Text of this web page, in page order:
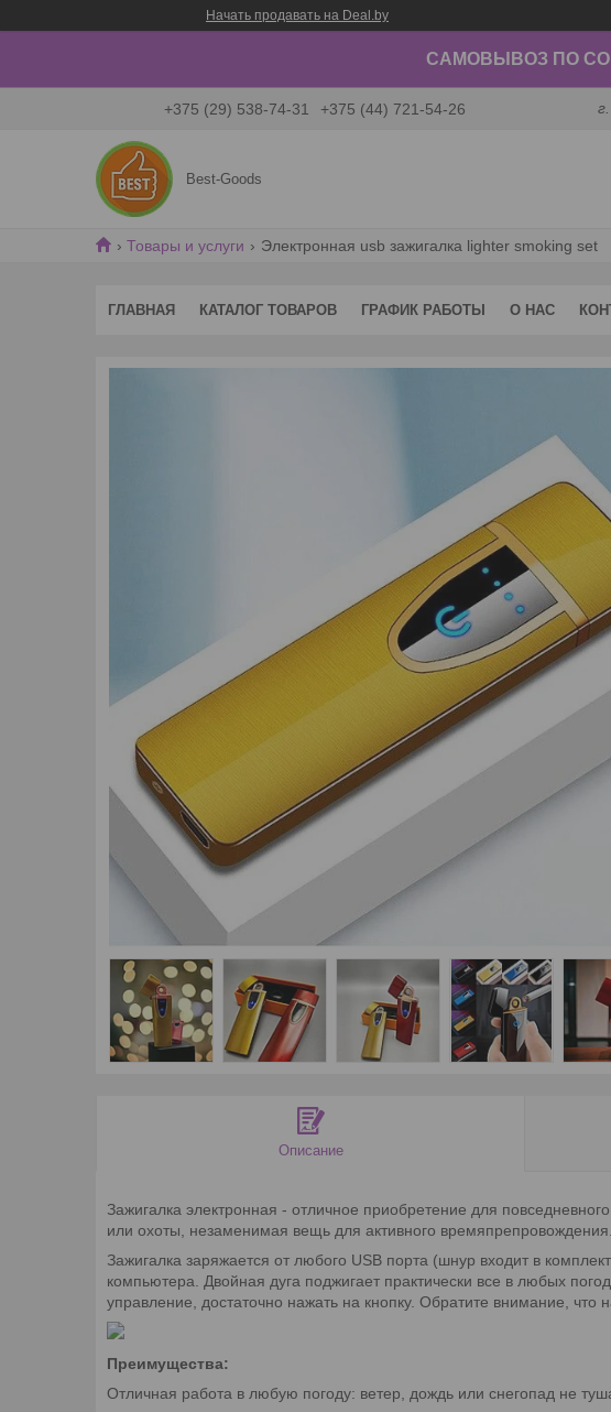
Начать продавать на Deal.by
САМОВЫВОЗ ПО
+375 (29) 538-74-31 +375 (44) 721-54-26
Best-Goods
Товары и услуги Электронная usb зажигалка lighter smoking set
ГЛАВНАЯ КАТАЛОГ ТОВАРОВ ГРАФИК РАБОТЫ О НАС
Описание
Зажигалка электронная - отличное приобретение для
или охоты, незаменимая вещь для активного времяпрепровождения.
Зажигалка заряжается от любого USB порта (шнур входит в
компьютера. Двойная дуга поджигает практически все в любых
управление, достаточно нажать на кнопку. Обратите внимание,
Преимущества:
Отличная работа в любую погоду: ветер, дождь или снегопад не